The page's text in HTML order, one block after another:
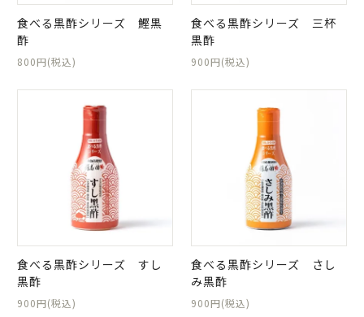
食べる黒酢シリーズ 鰹黒
酢
800円(税込)
食べる黒酢シリーズ 三杯
黒酢
900円(税込)
食べる黒酢シリーズ すし
黒酢
900円(税込)
食べる黒酢シリーズ さし
み黒酢
900円(税込)